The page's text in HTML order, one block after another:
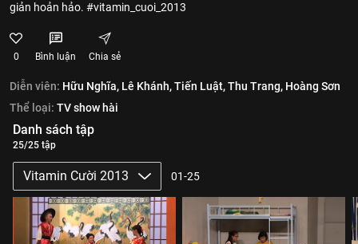
giản hoản hảo. #vitamin_cuoi_2013
0 Bình luận Chia sẻ
Diễn viên: Hữu Nghĩa, Lê Khánh,Tiến Luật,Thu Trang, Hoàng Sơn
Thể loại: TV show hài
Danh sách tập
25/25 tập
Vitamin Cười 2013 01-25